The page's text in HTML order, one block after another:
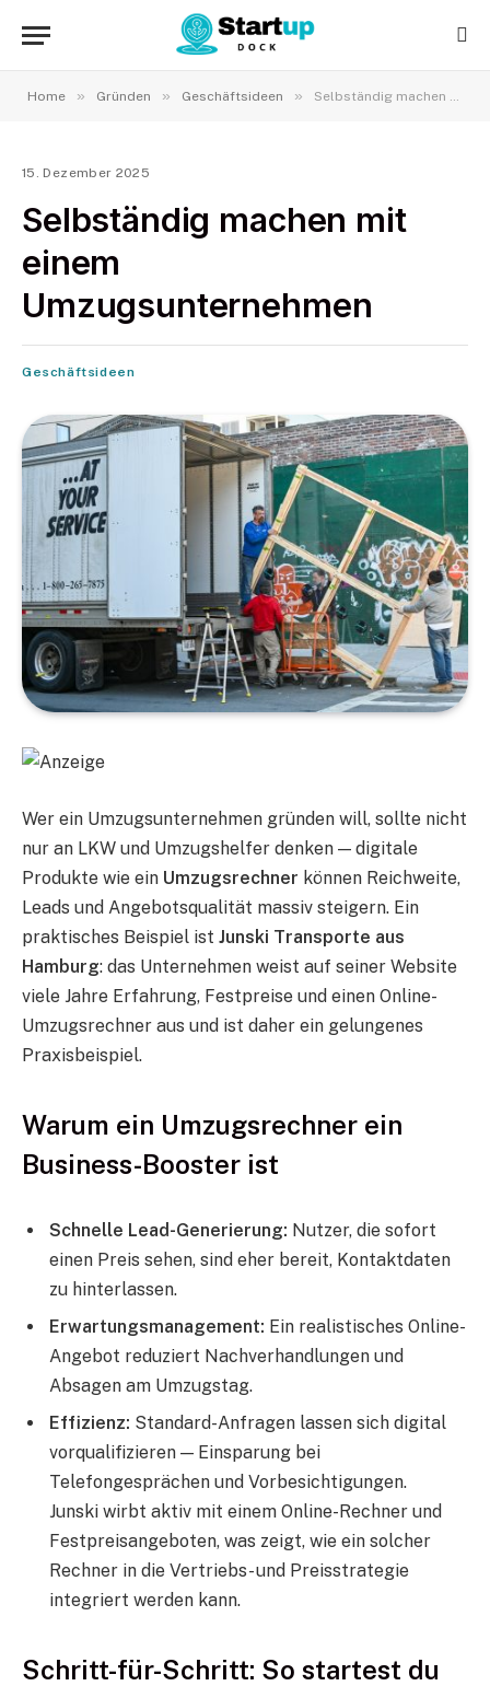
Home » Gründen » Geschäftsideen » Selbständig machen mit einem Umzugsunternehmen
15. Dezember 2025
Selbständig machen mit
einem
Umzugsunternehmen
Geschäftsideen
Wer ein Umzugsunternehmen gründen will, sollte nicht
nur an LKW und Umzugshelfer denken — digitale
Produkte wie ein Umzugsrechner können Reichweite,
Leads und Angebotsqualität massiv steigern. Ein
praktisches Beispiel ist Junski Transporte aus
Hamburg: das Unternehmen weist auf seiner Website
viele Jahre Erfahrung, Festpreise und einen Online-
Umzugsrechner aus und ist daher ein gelungenes
Praxisbeispiel.
Warum ein Umzugsrechner ein
Business-Booster ist
Schnelle Lead-Generierung: Nutzer, die sofort
einen Preis sehen, sind eher bereit, Kontaktdaten
zu hinterlassen.
Erwartungsmanagement: Ein realistisches Online-
Angebot reduziert Nachverhandlungen und
Absagen am Umzugstag.
Effizienz: Standard-Anfragen lassen sich digital
vorqualifizieren — Einsparung bei
Telefongesprächen und Vorbesichtigungen.
Junski wirbt aktiv mit einem Online-Rechner und
Festpreisangeboten, was zeigt, wie ein solcher
Rechner in die Vertriebs- und Preisstrategie
integriert werden kann.
Schritt-für-Schritt: So startest du